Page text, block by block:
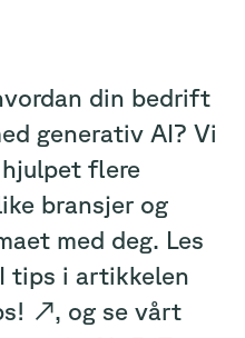
din bedrift
generativ AI? Vi
flere
bransjer og
med deg. Les
tips i artikkelen
↗, og se vårt